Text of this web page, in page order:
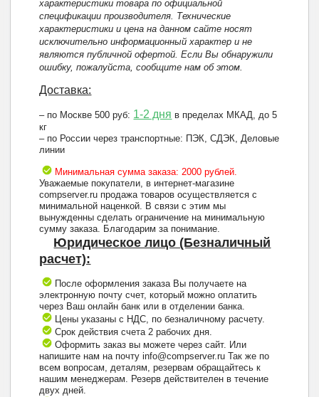
характеристики товара по официальной
спецификации производителя. Технические
характеристики и цена на данном сайте носят
исключительно информационный характер и не
являются публичной офертой. Если Вы обнаружили
ошибку, пожалуйста, сообщите нам об этом.
Доставка:
– по Москве 500 руб: 1-2 дня в пределах МКАД, до 5
кг
– по России через транспортные: ПЭК, СДЭК, Деловые
линии
Минимальная сумма заказа: 2000 рублей.
Уважаемые покупатели, в интернет-магазине
compserver.ru продажа товаров осуществляется с
минимальной наценкой. В связи с этим мы
вынужденны сделать ограничение на минимальную
сумму заказа. Благодарим за понимание.
Юридическое лицо (Безналичный
расчет):
После оформления заказа Вы получаете на
электронную почту счет, который можно оплатить
через Ваш онлайн банк или в отделении банка.
Цены указаны с НДС, по безналичному расчету.
Срок действия счета 2 рабочих дня.
Оформить заказ вы можете через сайт. Или
напишите нам на почту info@compserver.ru Так же по
всем вопросам, деталям, резервам обращайтесь к
нашим менеджерам. Резерв действителен в течение
двух дней.